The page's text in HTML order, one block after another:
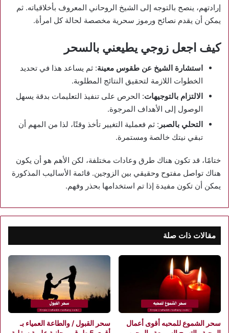
إرادتهم، ينصح بالتوجه إلى الشيخ الروحاني المعروف بأخلاقياته. ثم
يمكن أن يقدم نصائح ورموز سحرية مخصصة لحالة كل امرأة.
كيف اجعل زوجي يطيعني بالسحر
استشارة الشيخ عن طقوس معينة: ثم يساعد هذا في تحديد
الخطوات اللازمة لتحقيق النتائج المطلوبة.
الالتزام بالتوجيهات: الحرص على تنفيذ التعليمات بدقة يسهل
الوصول إلى الأهداف المرجوة.
التحلي بالصبر : ثم فعملية التغيير تأخذ وقتًا، لذا من المهم أن
تبقي نيتك خالصة ومستمرة.
ختامًا، قد تكون هناك طرق وعادات مختلفة، لكن الأهم هو أن يكون
هناك تواصل مفتوح وحقيقي بين الزوجين. قائمة الأساليب المذكورة
يمكن أن تكون مفيدة إذا تم استخدامها بحذر وفهم.
مقالات ذات صلة
سحر الشموع للمحبه أقوى أعمال
سحر القبول / والطاعة العمياء بـ